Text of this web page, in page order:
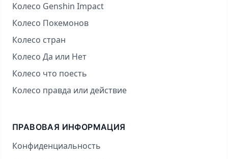
Колесо Genshin Impact
Колесо Покемонов
Колесо стран
Колесо Да или Нет
Колесо что поесть
Колесо правда или действие
ПРАВОВАЯ ИНФОРМАЦИЯ
Конфиденциальность